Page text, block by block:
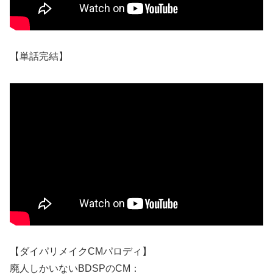
【単話完結】
【ダイパリメイクCMパロディ】
廃人しかいないBDSPのCM：